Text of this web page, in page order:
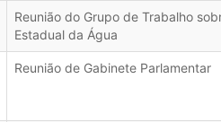
Reunião do Grupo de Trabalho
Estadual da Água
Reunião de Gabinete Parlamentar